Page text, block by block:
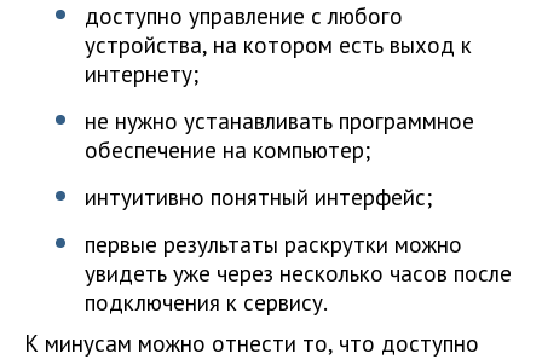
доступно управление с любого
устройства, на котором есть выход к
интернету;
не нужно устанавливать программное
обеспечение на компьютер;
интуитивно понятный интерфейс;
первые результаты раскрутки можно
увидеть уже через несколько часов после
подключения к сервису.
К минусам можно отнести то, что доступно